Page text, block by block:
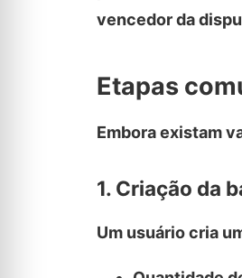
vencedor da
Etapas
Embora existam
1. Criação da
Um usuário cria